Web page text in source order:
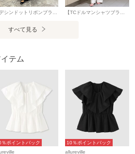
すべて見る
テム
％ポイントバック
10％ポイントバック
allureville